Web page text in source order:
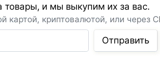
товары, и мы выкупим их за вас.
картой, криптовалютой, или через
Отправить